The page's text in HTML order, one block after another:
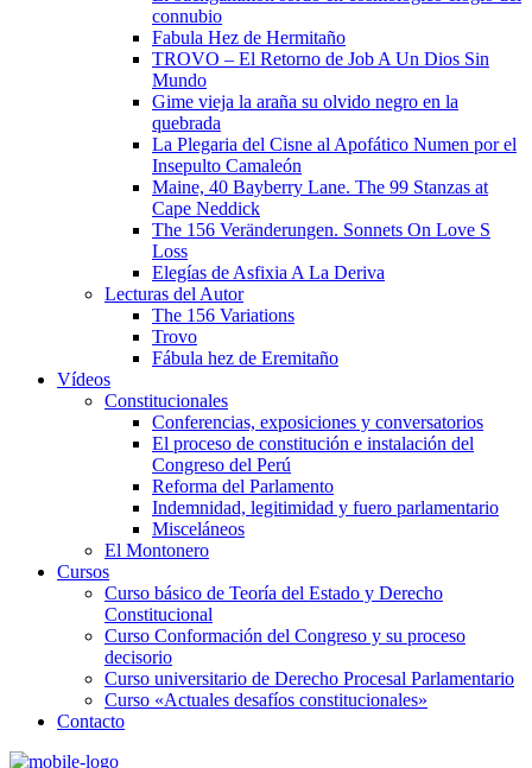
connubio
Fabula Hez de Hermitaño
TROVO – El Retorno de Job A Un Dios Sin
Mundo
Gime vieja la araña su olvido negro en la
quebrada
La Plegaria del Cisne al Apofático Numen por el
Insepulto Camaleón
Maine, 40 Bayberry Lane. The 99 Stanzas at
Cape Neddick
The 156 Veränderungen. Sonnets On Love S
Loss
Elegías de Asfixia A La Deriva
Lecturas del Autor
The 156 Variations
Trovo
Fábula hez de Eremitaño
Vídeos
Constitucionales
Conferencias, exposiciones y conversatorios
El proceso de constitución e instalación del
Congreso del Perú
Reforma del Parlamento
Indemnidad, legitimidad y fuero parlamentario
Misceláneos
El Montonero
Cursos
Curso básico de Teoría del Estado y Derecho
Constitucional
Curso Conformación del Congreso y su proceso
decisorio
Curso universitario de Derecho Procesal Parlamentario
Curso «Actuales desafíos constitucionales»
Contacto